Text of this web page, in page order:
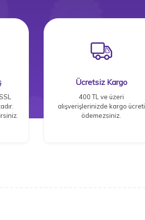
Ücretsiz Kargo
400 TL ve üzeri
alışverişlerinizde kargo ücreti
ödemezsiniz.